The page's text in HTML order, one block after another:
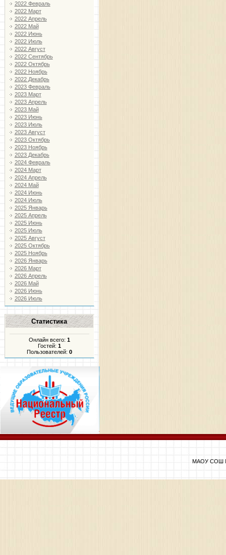
2022 Февраль
2022 Март
2022 Апрель
2022 Май
2022 Июнь
2022 Июль
2022 Август
2022 Сентябрь
2022 Октябрь
2022 Ноябрь
2022 Декабрь
2023 Февраль
2023 Март
2023 Апрель
2023 Май
2023 Июнь
2023 Июль
2023 Август
2023 Октябрь
2023 Ноябрь
2023 Декабрь
2024 Февраль
2024 Март
2024 Апрель
2024 Май
2024 Июнь
2024 Июль
2025 Январь
2025 Апрель
2025 Июнь
2025 Июль
2025 Август
2025 Октябрь
2025 Ноябрь
2026 Январь
2026 Март
2026 Апрель
2026 Май
2026 Июнь
2026 Июль
Статистика
Онлайн всего: 1
Гостей: 1
Пользователей: 0
МАОУ СОШ